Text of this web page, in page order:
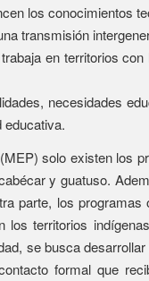
los conocimientos
transmisión
en territorios
necesidades
educativa.
solo existen los
y guatuso.
parte, los
territorios
se busca
formal que